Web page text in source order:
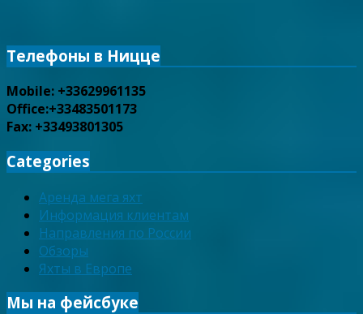
Телефоны в Ницце
Mobile: +33629961135
Office:+33483501173
Fax: +33493801305
Categories
Аренда мега яхт
Информация клиентам
Направления по России
Обзоры
Яхты в Европе
Мы на фейсбуке